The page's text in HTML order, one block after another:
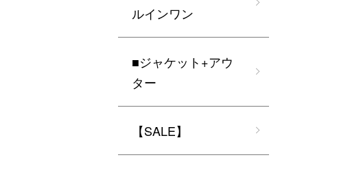
ルインワン
■ジャケット+アウ
ター
【SALE】